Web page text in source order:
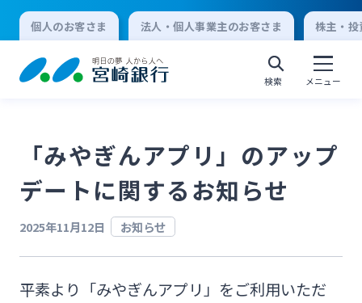
個人のお客さま 法人・個人事業主のお客さま 株主・
検索 メニュー
個人向けインターネットバンキング
「みやぎんアプリ」のアップ
デートに関するお知らせ
2025年11月12日 お知らせ
平素より「みやぎんアプリ」をご利用いただ